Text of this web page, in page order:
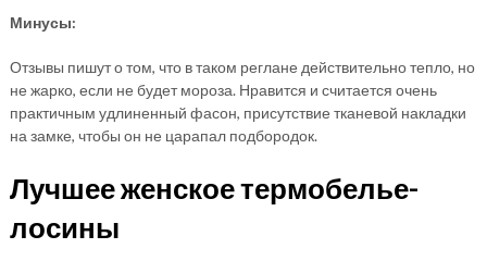
Минусы:
Отзывы пишут о том, что в таком реглане действительно тепло, но
не жарко, если не будет мороза. Нравится и считается очень
практичным удлиненный фасон, присутствие тканевой накладки
на замке, чтобы он не царапал подбородок.
Лучшее женское термобелье-
лосины